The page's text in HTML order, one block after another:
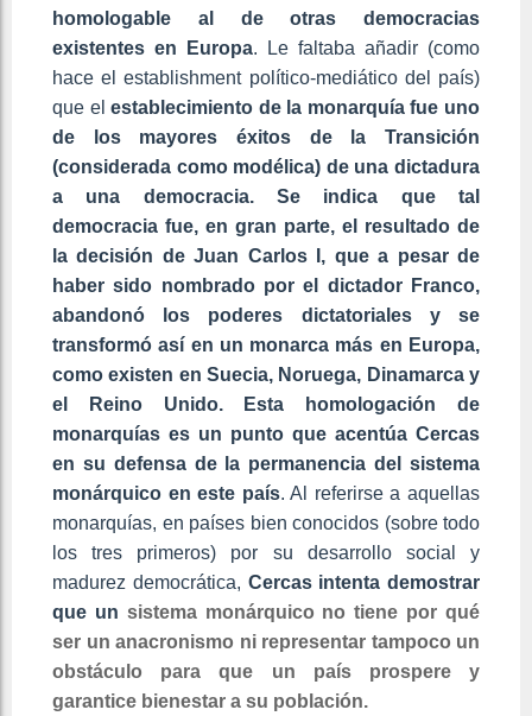
homologable al de otras democracias
existentes en Europa. Le faltaba añadir (como
hace el establishment político-mediático del país)
que elestablecimiento de la monarquía fue uno
de los mayores éxitos de la Transición
(considerada como modélica) de una dictadura
a una democracia. Se indica que tal
democracia fue, en gran parte, el resultado de
la decisión de Juan Carlos I, que a pesar de
haber sido nombrado por el dictador Franco,
abandonó los poderes dictatoriales y se
transformó así en un monarca más en Europa,
como existen en Suecia, Noruega, Dinamarca y
el Reino Unido. Esta homologación de
monarquías es un punto que acentúa Cercas
en su defensa de la permanencia del sistema
monárquico en este país. Al referirse a aquellas
monarquías, en países bien conocidos (sobre todo
los tres primeros) por su desarrollo social y
madurez democrática, Cercas intenta demostrar
que un sistema monárquico no tiene por qué
ser un anacronismo ni representar tampoco un
obstáculo para que un país prospere y
garantice bienestar a su población.